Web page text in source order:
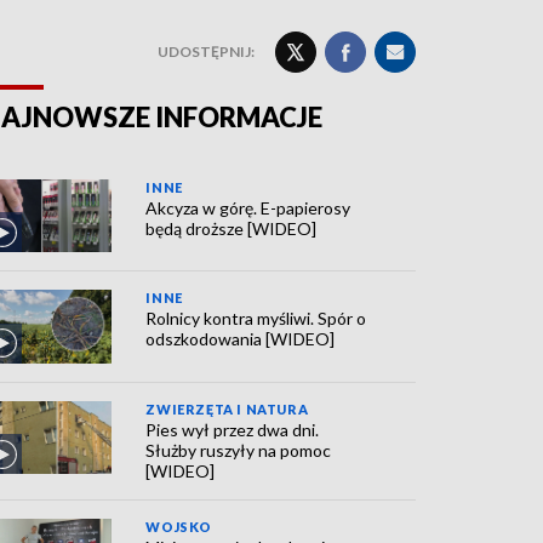
UDOSTĘPNIJ:
INFORMACJE
INNE
Akcyza w górę. E-papierosy
będą droższe [WIDEO]
INNE
Rolnicy kontra myśliwi. Spór o
odszkodowania [WIDEO]
ZWIERZĘTA I NATURA
Pies wył przez dwa dni.
Służby ruszyły na pomoc
[WIDEO]
WOJSKO